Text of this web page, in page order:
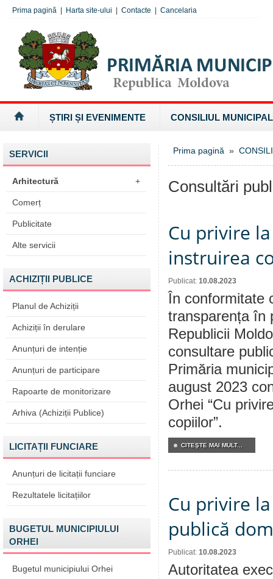
Prima pagină Harta site-ului Contacte Cancelaria
ȘTIRI ȘI EVENIMENTE CONSILIUL MUNICIPAL
SERVICII
Arhitectură +
Comerț
Publicitate
Alte servicii
ACHIZIȚII PUBLICE
Planul de Achiziții
Achiziții în derulare
Anunțuri de intenție
Anunțuri de participare
Rapoarte de monitorizare
Arhiva (Achiziții Publice)
LICITAȚII FUNCIARE
Anunțuri de licitații funciare
Rezultatele licitațiilor
BUGETUL MUNICIPIULUI
ORHEI
Bugetul municipiului Orhei
Prima pagină »
Consultări
Cu privire
instruirea
Publicat: 10.08.2023
În conformitate
transparența în
Republicii
consultare
Primăria
august 2023
Orhei “Cu
copiilor”.
CITEŞTE MAI MULT...
Cu privire
publică
Publicat: 10.08.2023
Autoritatea